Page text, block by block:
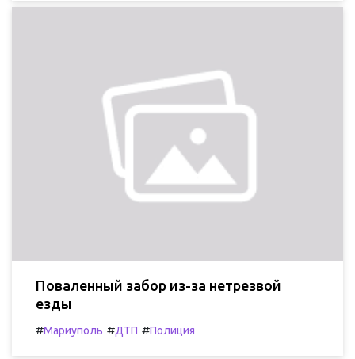
Поваленный забор из-за нетрезвой
езды
#Мариуполь #ДТП #Полиция